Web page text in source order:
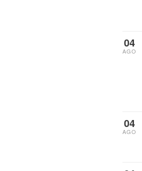
04
AGO
04
AGO